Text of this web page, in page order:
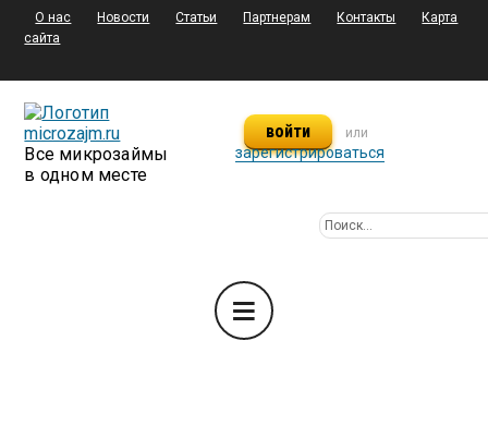
О нас Новости Статьи Партнерам Контакты
Карта
сайта
Все микрозаймы
в одном месте
войти или
зарегистрироваться